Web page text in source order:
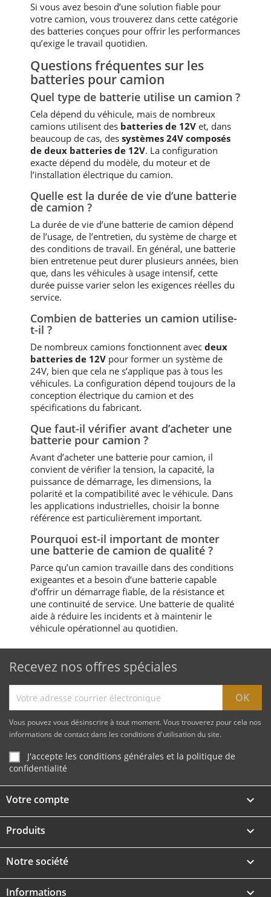
Si vous avez besoin d’une solution fiable pour
votre camion, vous trouverez dans cette catégorie
des batteries conçues pour offrir les performances
qu’exige le travail quotidien.
Questions fréquentes sur les
batteries pour camion
Quel type de batterie utilise un camion ?
Cela dépend du véhicule, mais de nombreux
camions utilisent des batteries de 12V et, dans
beaucoup de cas, des systèmes 24V composés
de deux batteries de 12V. La configuration
exacte dépend du modèle, du moteur et de
l’installation électrique du camion.
Quelle est la durée de vie d’une batterie
de camion ?
La durée de vie d’une batterie de camion dépend
de l’usage, de l’entretien, du système de charge et
des conditions de travail. En général, une batterie
bien entretenue peut durer plusieurs années, bien
que, dans les véhicules à usage intensif, cette
durée puisse varier selon les exigences réelles du
service.
Combien de batteries un camion utilise-
t-il ?
De nombreux camions fonctionnent avec deux
batteries de 12V pour former un système de
24V, bien que cela ne s’applique pas à tous les
véhicules. La configuration dépend toujours de la
conception électrique du camion et des
spécifications du fabricant.
Que faut-il vérifier avant d’acheter une
batterie pour camion ?
Avant d’acheter une batterie pour camion, il
convient de vérifier la tension, la capacité, la
puissance de démarrage, les dimensions, la
polarité et la compatibilité avec le véhicule. Dans
les applications industrielles, choisir la bonne
référence est particulièrement important.
Pourquoi est-il important de monter
une batterie de camion de qualité ?
Parce qu’un camion travaille dans des conditions
exigeantes et a besoin d’une batterie capable
d’offrir un démarrage fiable, de la résistance et
une continuité de service. Une batterie de qualité
aide à réduire les incidents et à maintenir le
véhicule opérationnel au quotidien.
Recevez nos offres spéciales
Vous pouvez vous désinscrire à tout moment. Vous trouverez pour cela nos
informations de contact dans les conditions d'utilisation du site.
J'accepte les conditions générales et la politique de
confidentialité
Votre compte 
Produits 
Notre société 
Informations keyboard_arrow_down